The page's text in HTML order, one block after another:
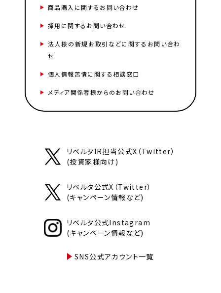
商品購入に関するお問い合わせ
採用に関するお問い合わせ
法人様の新規お取引などに関するお問い合わ
せ
個人情報苦情に関する相談窓口
メディア関係者様からのお問い合わせ
リベルタIR担当公式X（Twitter）
(投資家様向け)
リベルタ公式X（Twitter）
(キャンペーン情報など)
リベルタ公式Instagram
(キャンペーン情報など)
SNS公式アカウント一覧